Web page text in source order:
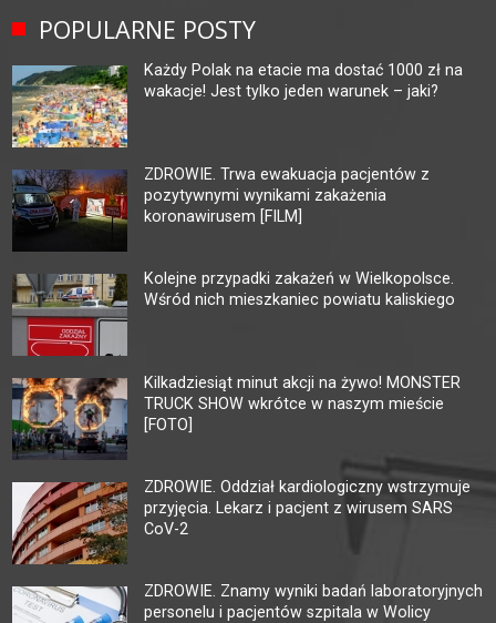
POPULARNE POSTY
Każdy Polak na etacie ma dostać 1000 zł na
wakacje! Jest tylko jeden warunek – jaki?
ZDROWIE. Trwa ewakuacja pacjentów z
pozytywnymi wynikami zakażenia
koronawirusem [FILM]
Kolejne przypadki zakażeń w Wielkopolsce.
Wśród nich mieszkaniec powiatu kaliskiego
Kilkadziesiąt minut akcji na żywo! MONSTER
TRUCK SHOW wkrótce w naszym mieście
[FOTO]
ZDROWIE. Oddział kardiologiczny wstrzymuje
przyjęcia. Lekarz i pacjent z wirusem SARS
CoV-2
ZDROWIE. Znamy wyniki badań laboratoryjnych
personelu i pacjentów szpitala w Wolicy